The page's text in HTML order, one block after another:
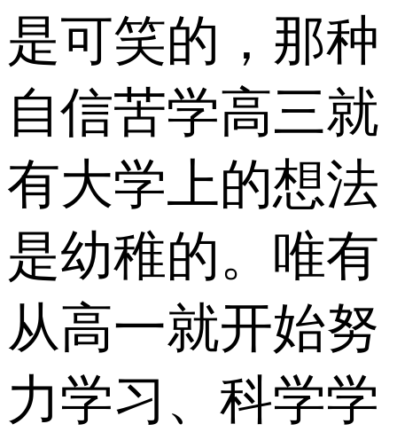
是可笑的，那种
自信苦学高三就
有大学上的想法
是幼稚的。唯有
从高一就开始努
力学习、科学学